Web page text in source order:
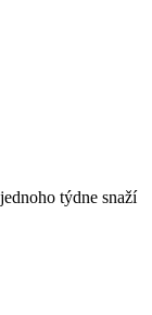
týdne snaží